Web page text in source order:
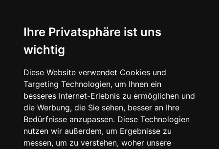
Ihre Privatsphäre ist uns
wichtig
Diese Website verwendet Cookies und
Targeting Technologien, um Ihnen ein
besseres Internet-Erlebnis zu ermöglichen und
die Werbung, die Sie sehen, besser an Ihre
Bedürfnisse anzupassen. Diese Technologien
nutzen wir außerdem, um Ergebnisse zu
messen, um zu verstehen, woher unsere